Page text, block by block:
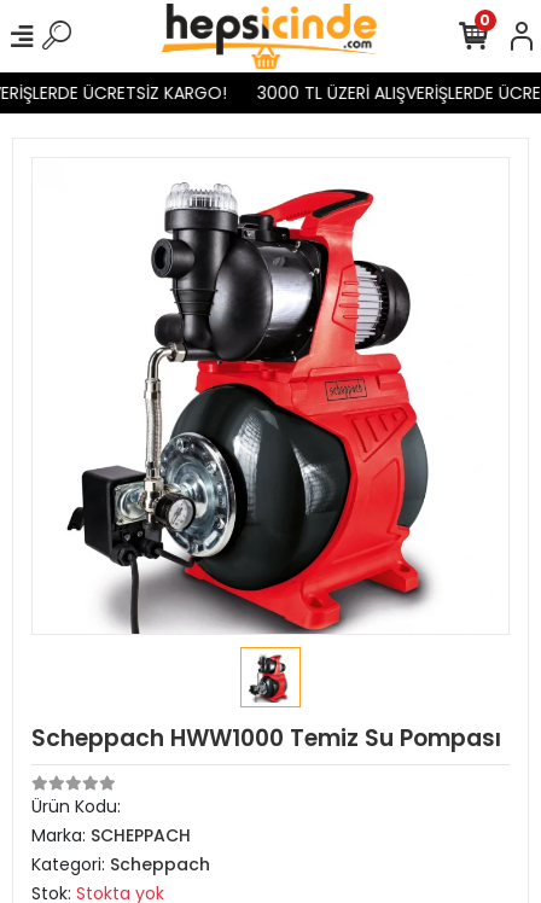
ÜCRETSİZ KARGO! 3000 TL ÜZERİ ALIŞVERİŞLERDE
0
Scheppach HWW1000 Temiz Su Pompası
Ürün Kodu:
Marka: SCHEPPACH
Kategori: Scheppach
Stok: Stokta yok